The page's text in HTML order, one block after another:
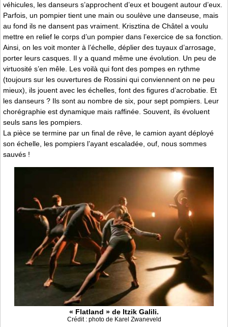
véhicules, les danseurs s’approchent d’eux et bougent autour d’eux.
Parfois, un pompier tient une main ou soulève une danseuse, mais
au fond ils ne dansent pas vraiment. Krisztina de Châtel a voulu
mettre en relief le corps d’un pompier dans l’exercice de sa fonction.
Ainsi, on les voit monter à l’échelle, déplier des tuyaux d’arrosage,
porter leurs casques. Il y a quand même une évolution. Un peu de
virtuosité s’en mêle. Les voilà qui font des pompes en rythme
(toujours sur les ouvertures de Rossini qui conviennent on ne peu
mieux), ils jouent avec les échelles, font des figures d’acrobatie. Et
les danseurs ? Ils sont au nombre de six, pour sept pompiers. Leur
chorégraphie est dynamique mais raffinée. Souvent, ils évoluent
seuls sans les pompiers.
La pièce se termine par un final de rêve, le camion ayant déployé
son échelle, les pompiers l’ayant escaladée, ouf, nous sommes
sauvés !
« Flatland » de Itzik Galili.
Crédit : photo de Karel Zwaneveld